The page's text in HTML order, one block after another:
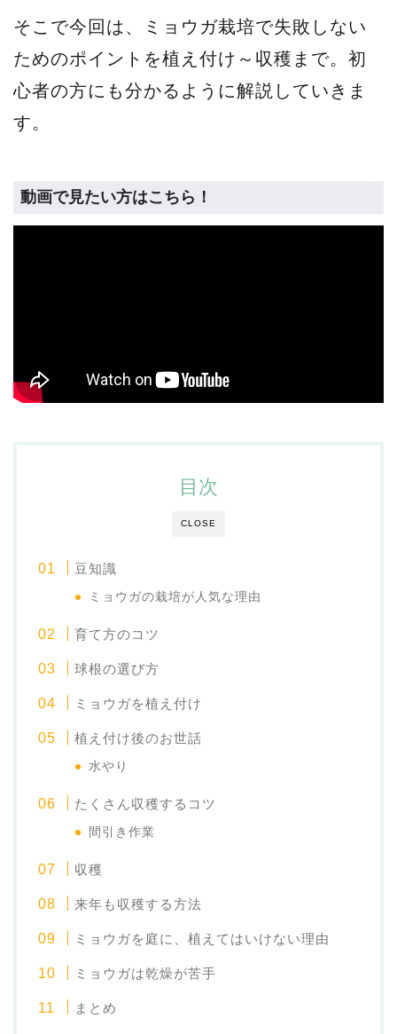
そこで今回は、ミョウガ栽培で失敗しない
ためのポイントを植え付け～収穫まで。初
心者の方にも分かるように解説していきま
す。
動画で見たい方はこちら！
CLOSE
目次
豆知識
ミョウガの栽培が人気な理由
育て方のコツ
球根の選び方
ミョウガを植え付け
植え付け後のお世話
水やり
たくさん収穫するコツ
間引き作業
収穫
来年も収穫する方法
ミョウガを庭に、植えてはいけない理由
ミョウガは乾燥が苦手
まとめ